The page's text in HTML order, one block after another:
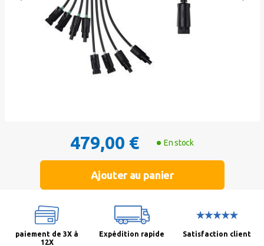
479,00 € En stock
Ajouter au panier
paiement de 3X à
12X
Expédition rapide Satisfaction client